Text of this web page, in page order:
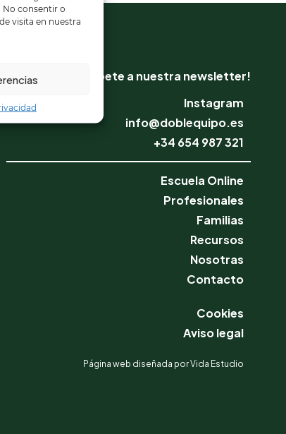
No consentir o
visita en nuestra
¡Suscríbete a nuestra newsletter!
Instagram
info@doblequipo.es
+34 654 987 321
Escuela Online
Profesionales
Familias
Recursos
Nosotras
Contacto
Cookies
Aviso legal
Página web diseñada por Vida Estudio